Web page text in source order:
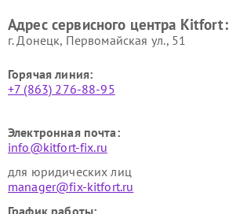
Kitfort
Kitfort
Адрес сервисного центра Kitfort:
г. Донецк, Первомайская ул., 51
Горячая линия:
+7 (863) 276-88-95
Электронная почта:
info@kitfort-fix.ru
для юридических лиц
manager@fix-kitfort.ru
График работы: